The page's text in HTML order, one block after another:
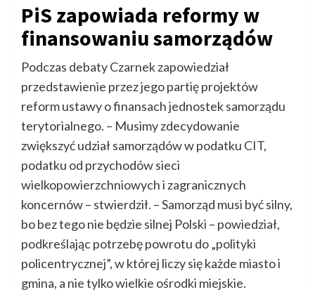
PiS zapowiada reformy w
finansowaniu samorządów
Podczas debaty Czarnek zapowiedział
przedstawienie przez jego partię projektów
reform ustawy o finansach jednostek samorządu
terytorialnego. – Musimy zdecydowanie
zwiększyć udział samorządów w podatku CIT,
podatku od przychodów sieci
wielkopowierzchniowych i zagranicznych
koncernów – stwierdził. – Samorząd musi być silny,
bo bez tego nie będzie silnej Polski – powiedział,
podkreślając potrzebę powrotu do „polityki
policentrycznej”, w której liczy się każde miasto i
gmina, a nie tylko wielkie ośrodki miejskie.